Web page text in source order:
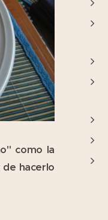
como la
de hacerlo